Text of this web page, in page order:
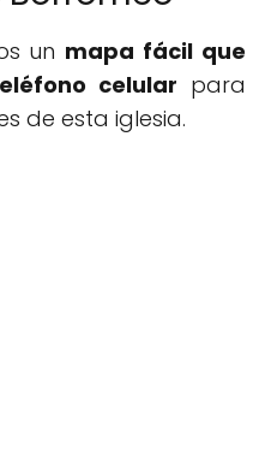
un mapa fácil que
celular para
de esta iglesia.